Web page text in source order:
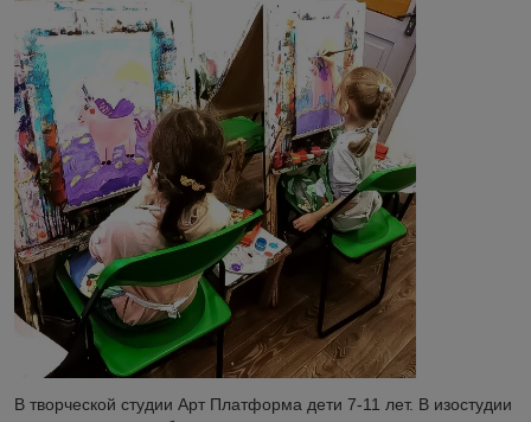
В творческой студии Арт Платформа дети 7-11 лет. В изостудии